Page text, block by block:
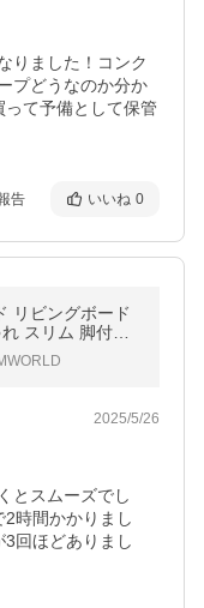
りました！コンク
プどうなのか分か
て予備として保管
告 いいね 0
リビングボード
スリム 脚付き
っきり 本棚 扉付
2025/5/26
とスムーズでし
時間かかりまし
回ほどありまし